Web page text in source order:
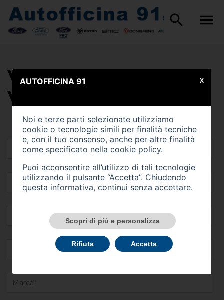
VALUTA IL TUO
VEICOLO
AUTOFFICINA 91
Noi e terze parti selezionate utilizziamo
cookie o tecnologie simili per finalità tecniche
e, con il tuo consenso, anche per altre finalità
come specificato nella cookie policy.
Puoi acconsentire all’utilizzo di tali tecnologie
utilizzando il pulsante “Accetta”. Chiudendo
questa informativa, continui senza accettare.
Scopri di più e personalizza
Rifiuta Accetta
X